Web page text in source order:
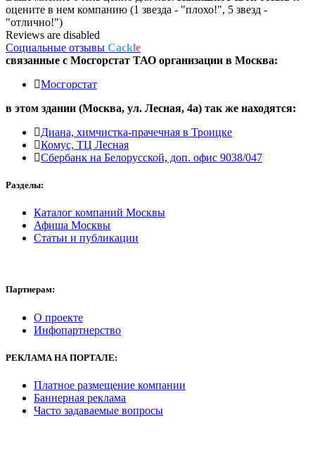
оцените в нем компанию (1 звезда - "плохо!", 5 звезд -
"отлично!")
Reviews are disabled
Социальные отзывы Cackle
связанные с Мосгорстат ТАО организации в Москва:
Мосгорстат
в этом здании (Москва, ул. Лесная, 4а) так же находятся:
Диана, химчистка-прачечная в Троицке
Комус, ТЦ Лесная
Сбербанк на Белорусской, доп. офис 9038/047
Разделы:
Каталог компаний Москвы
Афиша Москвы
Статьи и публикации
Партнерам:
О проекте
Инфопартнерство
РЕКЛАМА НА ПОРТАЛЕ:
Платное размещение компании
Баннерная реклама
Часто задаваемые вопросы